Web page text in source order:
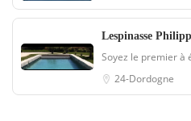
Lespinasse
Soyez le premier à
24-Dordogne